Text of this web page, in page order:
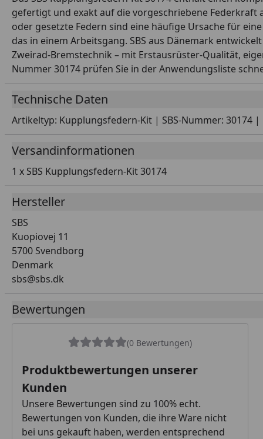
gefertigt und exakt auf die vorgeschriebene
oder gesetzte Federn sind eine häufige Ursache für
das in einem Arbeitsgang. SBS aus Dänemark
Zweirad-Bremstechnik – mit Erstausrüster-Qualität,
Nummer 30174 prüfen Sie in der Anwendungsliste
Technische Daten
Artikeltyp: Kupplungsfedern-Kit | SBS-Nummer:
Versandinformationen
1 x SBS Kupplungsfedern-Kit 30174
Hersteller
SBS
Kuopiovej 11
5700 Svendborg
Denmark
sbs@sbs.dk
Bewertungen
(0 Bewertungen)
Produktbewertungen unserer
Kunden
Unsere Bewertungen sind zu 100% echt.
Bewertungen von Kunden, die ihre Ware nicht
bei uns gekauft haben, werden entsprechend